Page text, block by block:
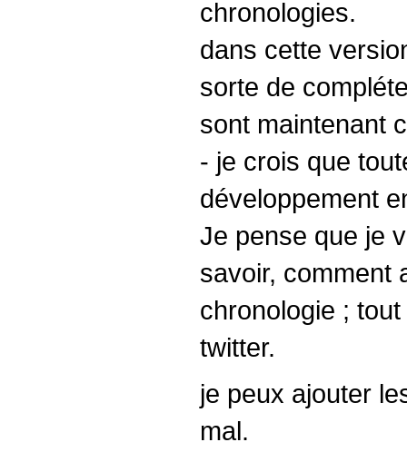
chronologies.
dans cette
sorte de
sont maintenant
- je crois que
développement
Je pense que je
savoir, comment
chronologie ;
twitter.
je peux ajouter
mal.